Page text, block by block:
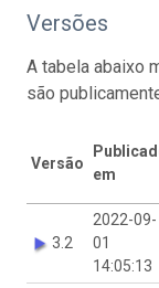
Versões
A tabela abaixo
são
Versão
em
3.2
2022-09-
01
14:05:13